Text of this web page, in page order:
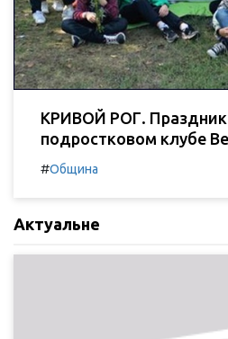
КРИВОЙ РОГ. Праздник
подростковом клубе
#Община
Актуальне